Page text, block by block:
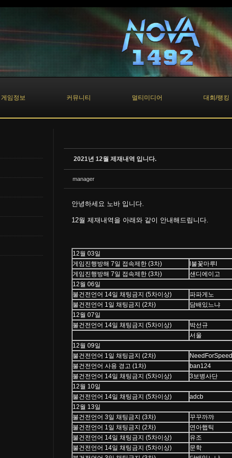
게임정보 커뮤니티 멀티미디어 대회/랭킹
2021년 12월 제재내역 입니다.
manager
안녕하세요 노바 입니다.
12월 제재내역을 아래와 같이 안내해드립니다.
12월 03일
게임진행방해 7일 접속제한 (3차)
l불꽃마루l
게임진행방해 7일 접속제한 (3차)
샌디에이고
12월 06일
불건전언어 14일 채팅금지 (5차이상)
파파게노
불건전언어 1일 채팅금지 (2차)
담배있느냐
12월 07일
불건전언어 14일 채팅금지 (5차이상)
박선규
서울
12월 09일
불건전언어 1일 채팅금지 (2차)
NeedForSpeed
불건전언어 사용 경고 (1차)
ban124
불건전언어 14일 채팅금지 (5차이상)
3보병사단
12월 10일
불건전언어 14일 채팅금지 (5차이상)
adcb
12월 13일
불건전언어 3일 채팅금지 (3차)
꾸꾸까꺄
불건전언어 1일 채팅금지 (2차)
연아햅틱
불건전언어 14일 채팅금지 (5차이상)
유조
불건전언어 14일 채팅금지 (5차이상)
문학